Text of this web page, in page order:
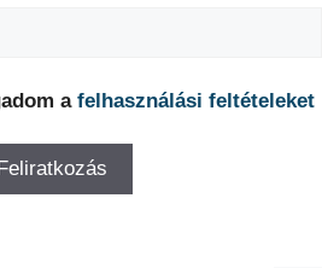
a felhasználási feltételeket